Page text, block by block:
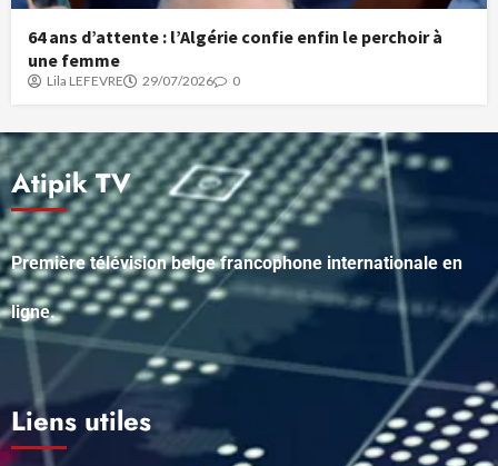
64 ans d’attente : l’Algérie confie enfin le perchoir à
une femme
Lila LEFEVRE 29/07/2026 0
Atipik TV
Première télévision belge francophone internationale en
ligne.
Liens utiles